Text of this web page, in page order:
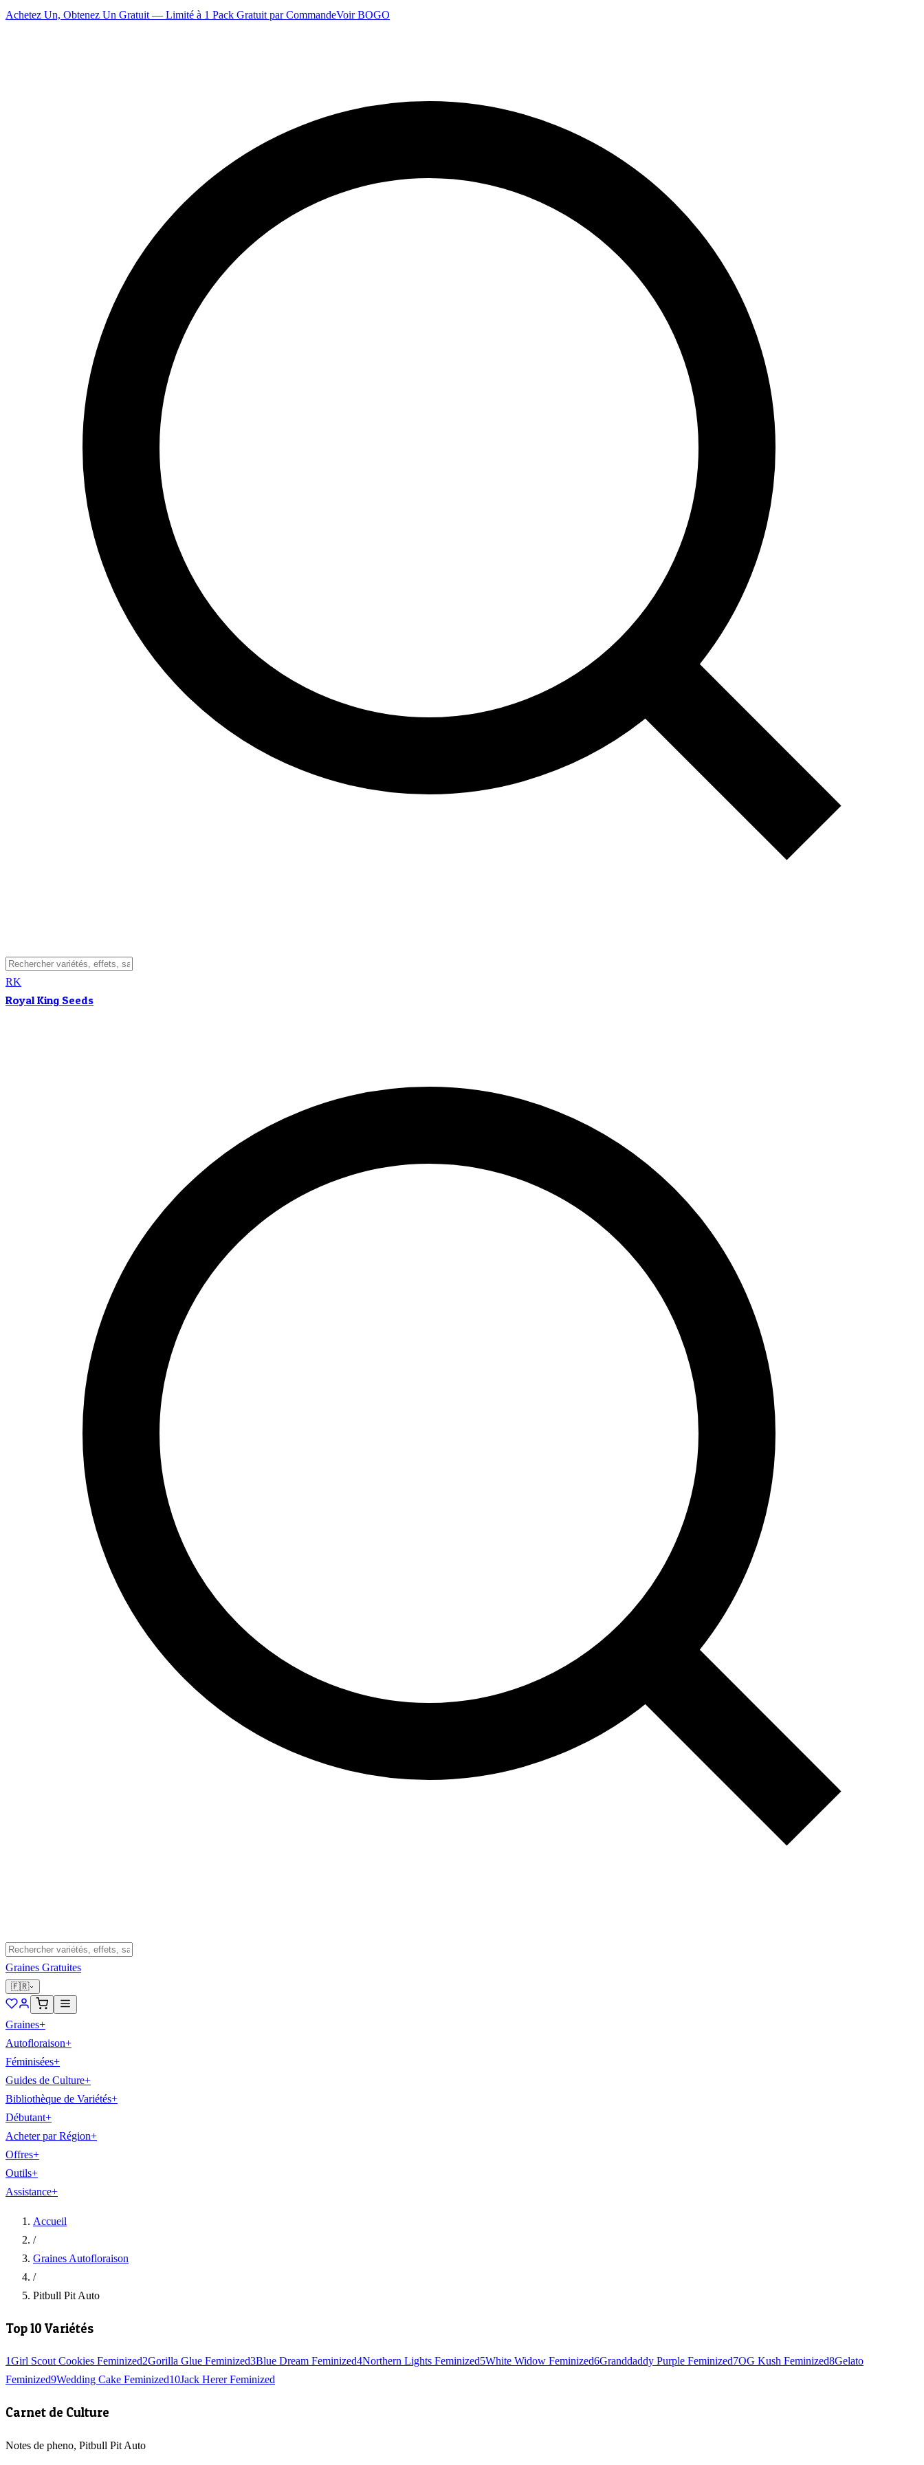
Achetez Un, Obtenez Un Gratuit — Limité à 1 Pack Gratuit par CommandeVoir BOGO
RK
Royal King Seeds
Graines Gratuites
🇫🇷
Graines+
Autofloraison+
Féminisées+
Guides de Culture+
Bibliothèque de Variétés+
Débutant+
Acheter par Région+
Offres+
Outils+
Assistance+
Accueil
/
Graines Autofloraison
/
Pitbull Pit Auto
Top 10 Variétés
1Girl Scout Cookies Feminized2Gorilla Glue Feminized3Blue Dream Feminized4Northern Lights Feminized5White Widow Feminized6Granddaddy Purple Feminized7OG Kush Feminized8Gelato
Feminized9Wedding Cake Feminized10Jack Herer Feminized
Carnet de Culture
Notes de pheno, Pitbull Pit Auto